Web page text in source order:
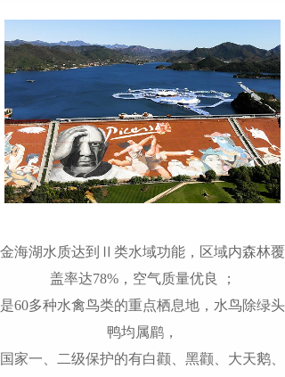
金海湖水质达到Ⅱ类水域功能，区域内森林覆
盖率达78%，空气质量优良 ；
是60多种水禽鸟类的重点栖息地，水鸟除绿头
鸭均属鹛，
国家一、二级保护的有白颧、黑颧、大天鹅、